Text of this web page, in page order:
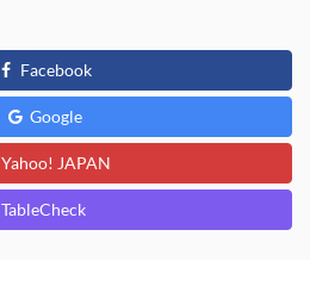
Facebook
Google
Yahoo! JAPAN
TableCheck